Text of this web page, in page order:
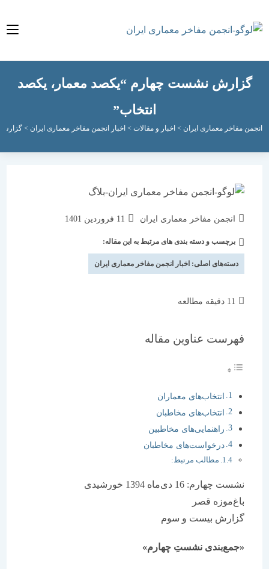
نشست چهارم “یکصد معمار، یکصد
انتخاب”
مفاخر معماری ایران > اخبار و مقالات>اخبار انجمن مفاخر معماری ایران > گزارش نشست
انجمن مفاخر معماری ایران
نوشته
شده
است:
11 فروردین 1401
برچسب و دسته بندی های مرتبط به این مقاله:
دسته‌های اصلی:اخبار انجمن مفاخر معماری ایران
فهرست عناوین مقاله
انتخاب‌های معماران
انتخاب‌های مخاطبان
راهنمایی‌های مخاطبین
درخواست‌های مخاطبان
مطالب مرتبط:
نشست چهارم: 16 دی‌ماه 1394 خورشیدی
باغ‌موزه قصر
گزارش بیست و سوم
«جمع‌بندی نشستِ چهارم»